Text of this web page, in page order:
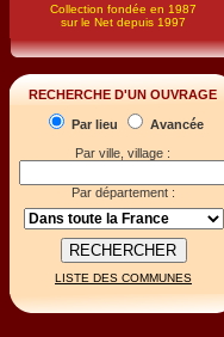
Collection fondée en 1987
sur le Net depuis 1997
RECHERCHE D'UN OUVRAGE
Par lieu
Avancée
Par ville, village :
Par département :
LISTE DES COMMUNES